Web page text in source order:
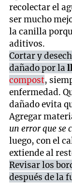
recolectar el
ser mucho
la canilla
aditivos.
Cortar y
dañado por la
compost,
enfermedad.
dañado evita
Agregar
un error que se
luego, con el
extiende al
Revisar los
después de la